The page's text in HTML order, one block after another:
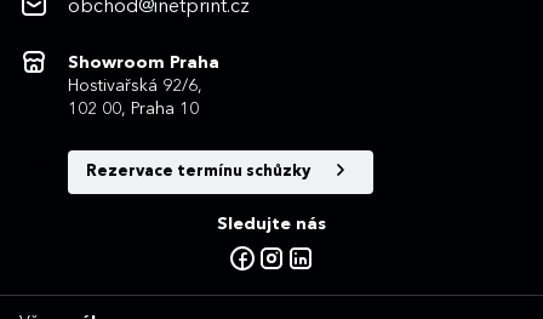
obchod@inetprint.cz
Showroom Praha
Hostivařská 92/6,
102 00, Praha 10
Rezervace termínu schůzky
Sledujte nás